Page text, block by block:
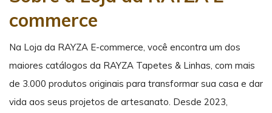
commerce
Na Loja da RAYZA E-commerce, você encontra um dos
maiores catálogos da RAYZA Tapetes & Linhas, com mais
de 3.000 produtos originais para transformar sua casa e dar
vida aos seus projetos de artesanato. Desde 2023,